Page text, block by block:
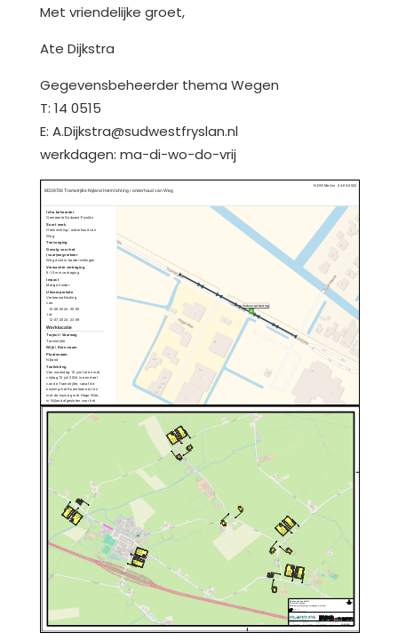
Met vriendelijke groet,
Ate Dijkstra
Gegevensbeheerder thema Wegen
T: 14 0515
E: A.Dijkstra@sudwestfryslan.nl
werkdagen: ma-di-wo-do-vrij